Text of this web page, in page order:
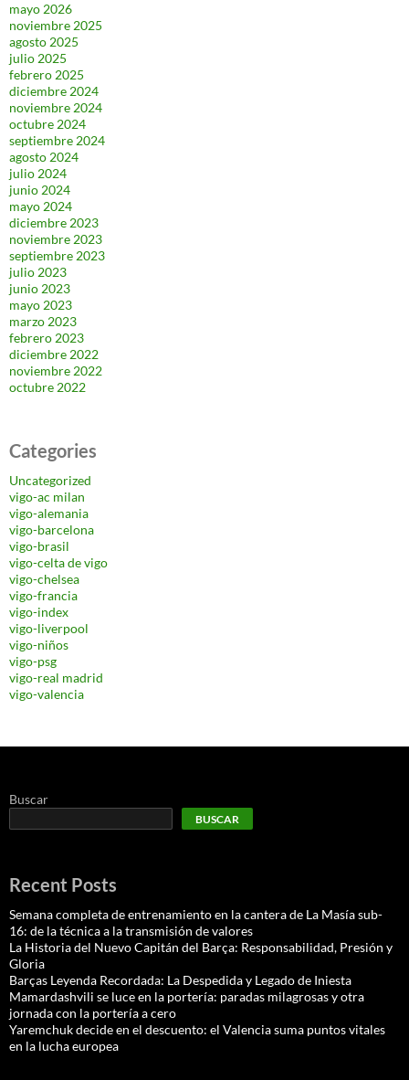
mayo 2026
noviembre 2025
agosto 2025
julio 2025
febrero 2025
diciembre 2024
noviembre 2024
octubre 2024
septiembre 2024
agosto 2024
julio 2024
junio 2024
mayo 2024
diciembre 2023
noviembre 2023
septiembre 2023
julio 2023
junio 2023
mayo 2023
marzo 2023
febrero 2023
diciembre 2022
noviembre 2022
octubre 2022
Categories
Uncategorized
vigo-ac milan
vigo-alemania
vigo-barcelona
vigo-brasil
vigo-celta de vigo
vigo-chelsea
vigo-francia
vigo-index
vigo-liverpool
vigo-niños
vigo-psg
vigo-real madrid
vigo-valencia
Buscar
BUSCAR
Recent Posts
Semana completa de entrenamiento en la cantera de La Masía sub-
16: de la técnica a la transmisión de valores
La Historia del Nuevo Capitán del Barça: Responsabilidad, Presión y
Gloria
Barças Leyenda Recordada: La Despedida y Legado de Iniesta
Mamardashvili se luce en la portería: paradas milagrosas y otra
jornada con la portería a cero
Yaremchuk decide en el descuento: el Valencia suma puntos vitales
en la lucha europea